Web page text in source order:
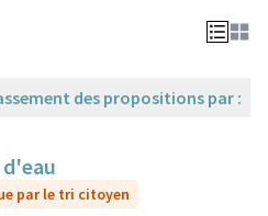
des propositions par :
par le tri citoyen